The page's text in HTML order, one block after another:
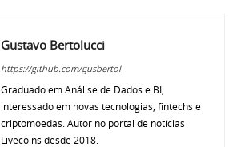
Gustavo Bertolucci
https://github.com/gusbertol
Graduado em Análise de Dados e BI,
interessado em novas tecnologias, fintechs e
criptomoedas. Autor no portal de notícias
Livecoins desde 2018.